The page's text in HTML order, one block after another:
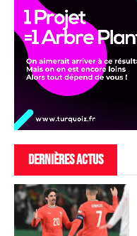
DERNIÈRES ACTUS